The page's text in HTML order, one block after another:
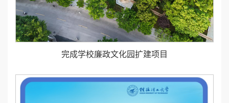
完成学校廉政文化园扩建项目